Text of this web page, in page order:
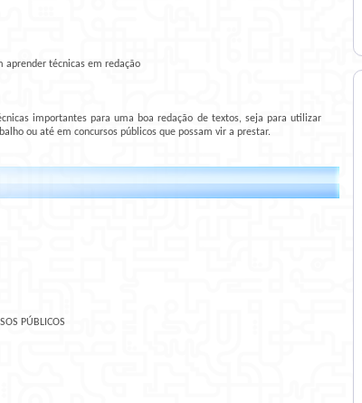
aprender técnicas em redação
importantes para uma boa redação de textos, seja para utilizar
ou até em concursos públicos que possam vir a prestar.
PÚBLICOS